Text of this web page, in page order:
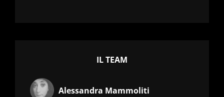
IL TEAM
Alessandra Mammoliti